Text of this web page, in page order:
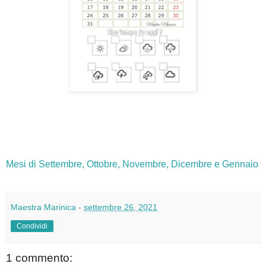
Mesi di Settembre, Ottobre, Novembre, Dicembre e Gennaio
Maestra Marinica - settembre 26, 2021
Condividi
1 commento: